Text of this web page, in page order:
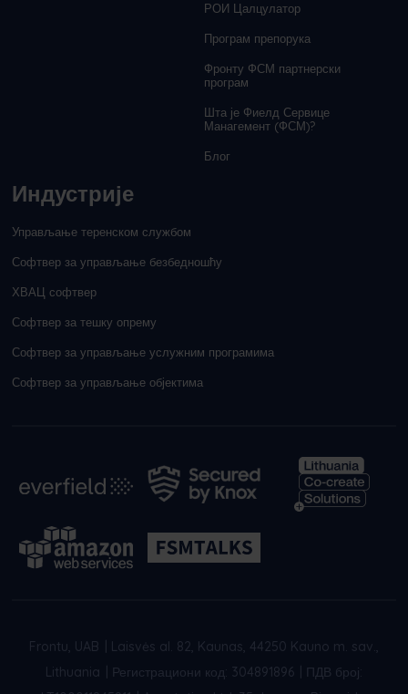
РОИ Цалцулатор
Програм препорука
Фронту ФСМ партнерски
програм
Шта је Фиелд Сервице
Манагемент (ФСМ)?
Блог
Индустрије
Управљање теренском службом
Софтвер за управљање безбедношћу
ХВАЦ софтвер
Софтвер за тешку опрему
Софтвер за управљање услужним програмима
Софтвер за управљање објектима
Frontu, UAB
Laisvės al. 82, Kaunas, 44250 Kauno m. sav.,
Lithuania
Регистрациони код: 304891896
ПДВ број: